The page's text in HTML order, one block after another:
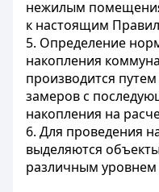
нежилым
к настоящим
5. Определение
накопления
производится
замеров с
накопления на
6. Для проведения
выделяются
различным уровнем